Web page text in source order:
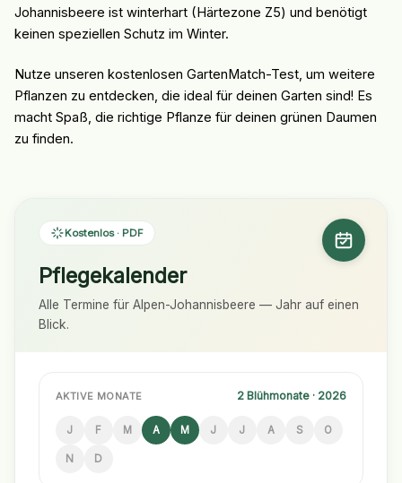
Johannisbeere ist winterhart (Härtezone Z5) und benötigt
keinen speziellen Schutz im Winter.
Nutze unseren kostenlosen GartenMatch-Test, um weitere
Pflanzen zu entdecken, die ideal für deinen Garten sind! Es
macht Spaß, die richtige Pflanze für deinen grünen Daumen
zu finden.
Kostenlos · PDF
Pflegekalender
Alle Termine für Alpen-Johannisbeere — Jahr auf einen
Blick.
AKTIVE MONATE 2 Blühmonate · 2026
J F M A M J J A S O
N D